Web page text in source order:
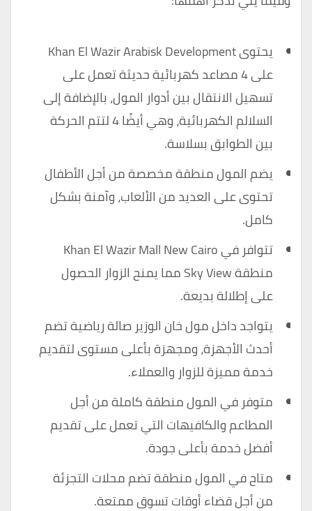
يحتوى Khan El Wazir Arabisk Development
على 4 مصاعد كهربائية حديثة تعمل على
تسهيل الانتقال بين أدوار المول، بالإضافة إلى
السلالم الكهربائية، وهي أيضًا 4 لتتم الحركة
بين الطوابق بسلاسة.
يضم المول منطقة مخصصة من أجل الأطفال
تحتوى على العديد من الألعاب، وآمنة بشكل
كامل.
تتوافر في Khan El Wazir Mall New Cairo
منطقة Sky View مما يمنح الزوار الحصول
على إطلالة بديعة.
يتواجد داخل مول خان الوزير صالة رياضية تضم
أحدث الأجهزة، ومجهزة بأعلى مستوى لتقديم
خدمة مميزة للزوار والعملاء.
متوفر في المول منطقة كاملة من أجل
المطاعم والكافيهات التي تعمل على تقديم
أفضل خدمة بأعلى جودة.
متاح في المول منطقة تضم محلات التجزئة
من أجل قضاء أوقات تسوق ممتعة.